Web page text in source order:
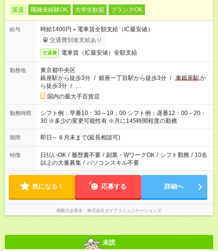
派遣 職種未経験OK 大学生歓迎 ブランクOK
給与
時給1400円＋電車賃全額支給（IC最安値）
交通費別途支給あり
交通費 電車賃（IC最安値）全額支給
勤務地
東京都中央区
銀座駅から徒歩3分 / 銀座一丁目駅から徒歩3分 / 東銀座駅か
ら徒歩3分 / …
国内の最大手百貨店
勤務時間
シフト例：早番10：30～19：00 シフト例：遅番12：00～20：
30 ※多少の変更可能性有 ※月に145時間程度の勤務
期間 即日～８月末まで(延長相談可)
特徴 日払いOK / 履歴書不要 / 副業・WワークOK / シフト勤務 / 10名
以上の大量募集 / パソコンスキル不要
気になる！ 応募する 詳細へ
掲載元企業名 株式会社ガイアコミュニケーションズ
未読